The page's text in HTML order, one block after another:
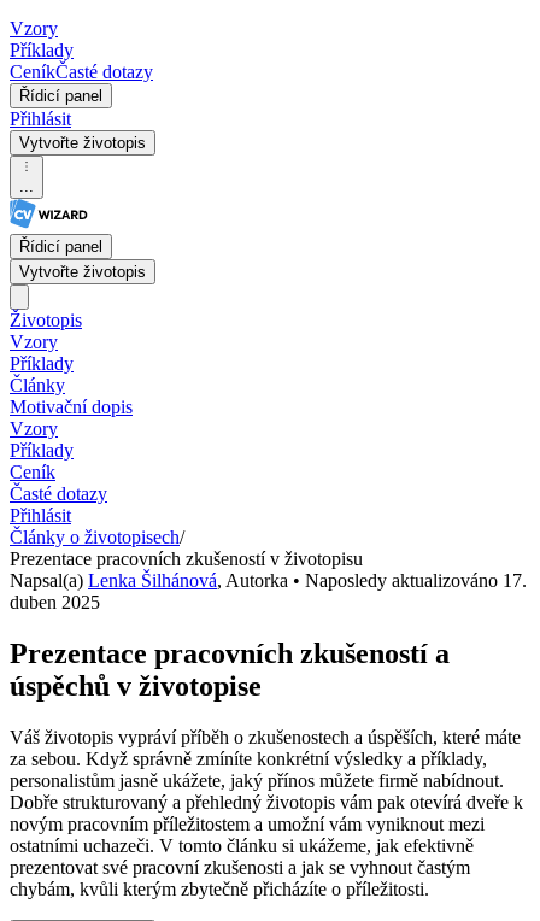
Vzory
Příklady
CeníkČasté dotazy
Řídicí panel
Přihlásit
Vytvořte životopis
...
Řídicí panel
Vytvořte životopis
Životopis
Vzory
Příklady
Články
Motivační dopis
Vzory
Příklady
Ceník
Časté dotazy
Přihlásit
Články o životopisech/
Prezentace pracovních zkušeností v životopisu
Napsal(a) Lenka Šilhánová, Autorka • Naposledy aktualizováno 17.
duben 2025
Prezentace pracovních zkušeností a
úspěchů v životopise
Váš životopis vypráví příběh o zkušenostech a úspěších, které máte
za sebou. Když správně zmíníte konkrétní výsledky a příklady,
personalistům jasně ukážete, jaký přínos můžete firmě nabídnout.
Dobře strukturovaný a přehledný životopis vám pak otevírá dveře k
novým pracovním příležitostem a umožní vám vyniknout mezi
ostatními uchazeči. V tomto článku si ukážeme, jak efektivně
prezentovat své pracovní zkušenosti a jak se vyhnout častým
chybám, kvůli kterým zbytečně přicházíte o příležitosti.